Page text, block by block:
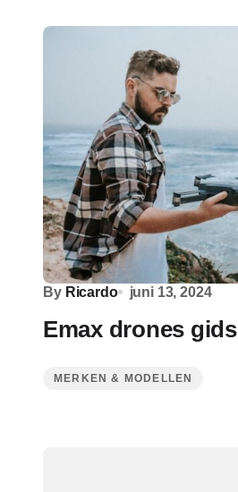
By Ricardo juni 13, 2024
Emax drones gids
MERKEN & MODELLEN